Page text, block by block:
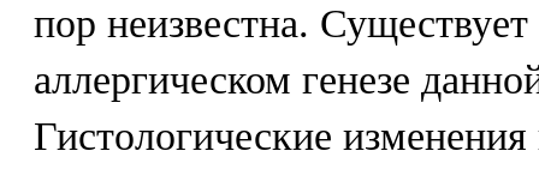
пор неизвестна.
аллергическом генезе
Гистологические